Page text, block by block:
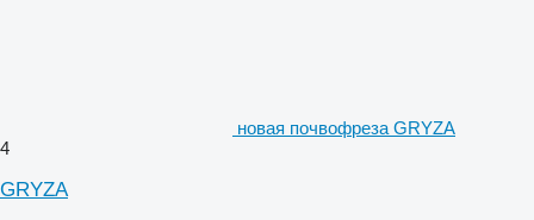
новая почвофреза GRYZA
4
GRYZA